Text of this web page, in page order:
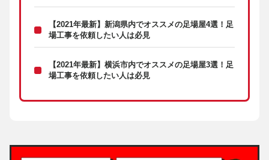
【2021年最新】新潟県内でオススメの足場屋4選！足
場工事を依頼したい人は必見
【2021年最新】横浜市内でオススメの足場屋3選！足
場工事を依頼したい人は必見